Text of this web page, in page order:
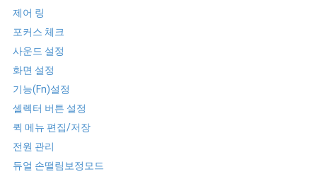
제어 링
포커스 체크
사운드 설정
화면 설정
기능(Fn)설정
셀렉터 버튼 설정
퀵 메뉴 편집/저장
전원 관리
듀얼 손떨림보정모드